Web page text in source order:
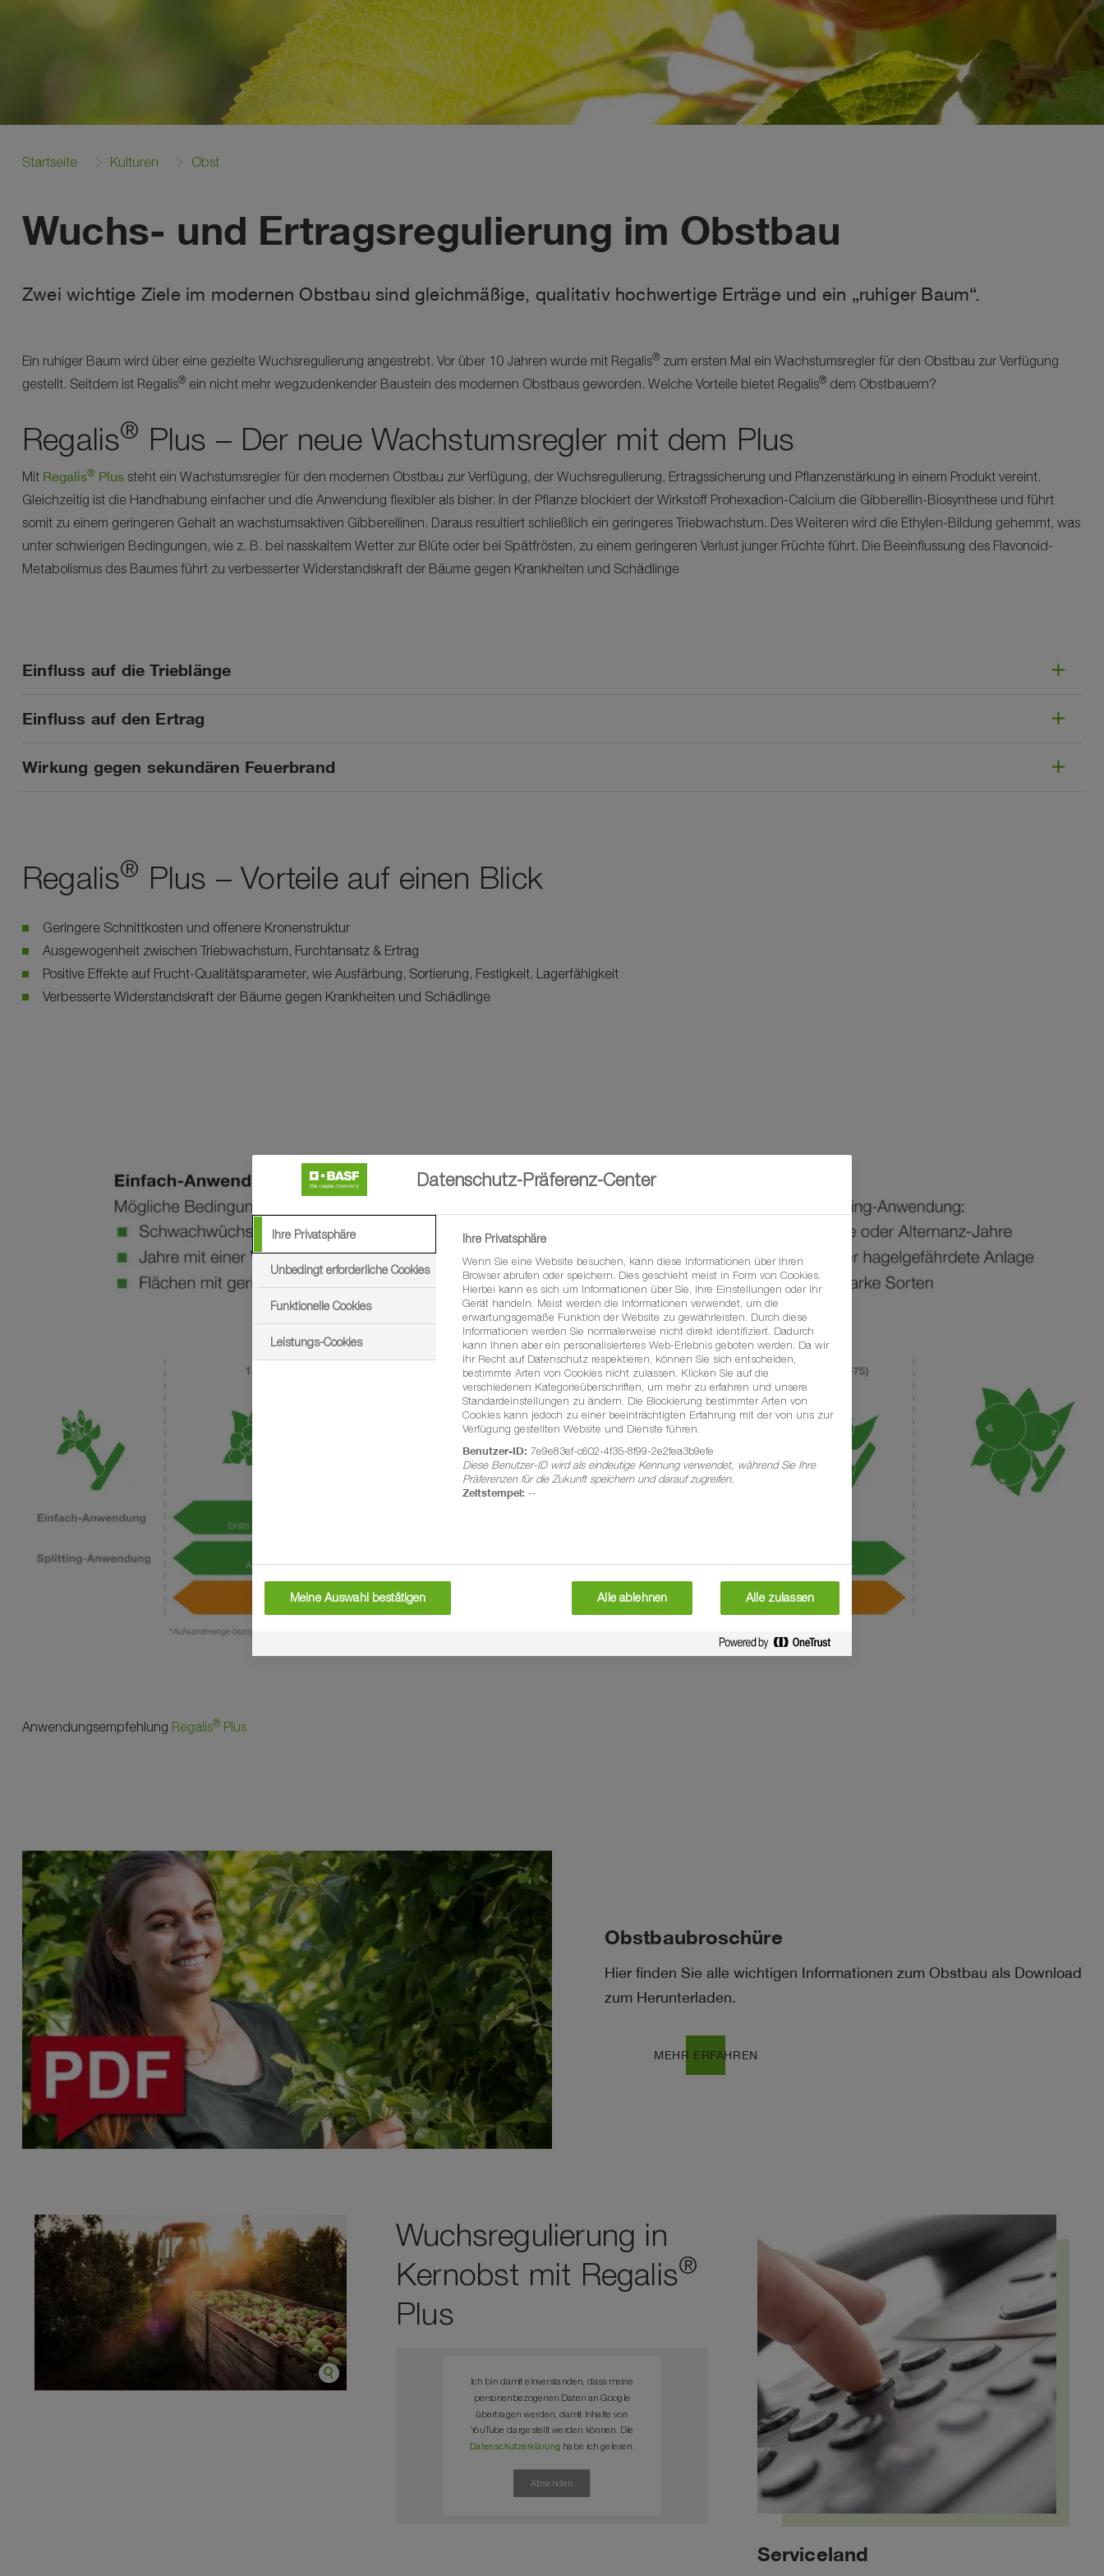
Startseite Kulturen Obst
Wuchs- und Ertragsregulierung im Obstbau
Zwei wichtige Ziele im modernen Obstbau sind gleichmäßige, qualitativ hochwertige Erträge und ein „ruhiger Baum“.
Ein ruhiger Baum wird über eine gezielte Wuchsregulierung angestrebt. Vor über 10 Jahren wurde mit Regalis® zum ersten Mal ein Wachstumsregler für den Obstbau zur Verfügung
gestellt. Seitdem ist Regalis® ein nicht mehr wegzudenkender Baustein des modernen Obstbaus geworden. Welche Vorteile bietet Regalis® dem Obstbauern?
Regalis® Plus – Der neue Wachstumsregler mit dem Plus
Mit Regalis® Plus steht ein Wachstumsregler für den modernen Obstbau zur Verfügung, der Wuchsregulierung, Ertragssicherung und Pflanzenstärkung in einem Produkt vereint.
Gleichzeitig ist die Handhabung einfacher und die Anwendung flexibler als bisher. In der Pflanze blockiert der Wirkstoff Prohexadion-Calcium die Gibberellin-Biosynthese und führt
somit zu einem geringeren Gehalt an wachstumsaktiven Gibberellinen. Daraus resultiert schließlich ein geringeres Triebwachstum. Des Weiteren wird die Ethylen-Bildung gehemmt, was
unter schwierigen Bedingungen, wie z. B. bei nasskaltem Wetter zur Blüte oder bei Spätfrösten, zu einem geringeren Verlust junger Früchte führt. Die Beeinflussung des Flavonoid-
Metabolismus des Baumes führt zu verbesserter Widerstandskraft der Bäume gegen Krankheiten und Schädlinge
Einfluss auf die Trieblänge
Einfluss auf den Ertrag
Wirkung gegen sekundären Feuerbrand
Regalis® Plus – Vorteile auf einen Blick
Geringere Schnittkosten und offenere Kronenstruktur
Ausgewogenheit zwischen Triebwachstum, Furchtansatz & Ertrag
Positive Effekte auf Frucht-Qualitätsparameter, wie Ausfärbung, Sortierung, Festigkeit, Lagerfähigkeit
Verbesserte Widerstandskraft der Bäume gegen Krankheiten und Schädlinge
Anwendungsempfehlung Regalis® Plus
Obstbaubroschüre
Hier finden Sie alle wichtigen Informationen zum Obstbau als Download
zum Herunterladen.
MEHR ERFAHREN
Wuchsregulierung in
Kernobst mit Regalis®
Plus
Ich bin damit einverstanden, dass meine
personenbezogenen Daten an Google
übertragen werden, damit Inhalte von
YouTube dargestellt werden können. Die
Datenschutzerklärung habe ich gelesen.
Absenden
Serviceland
Datenschutz-Präferenz-Center
Ihre Privatsphäre
Unbedingt erforderliche Cookies
Funktionelle Cookies
Leistungs-Cookies
Ihre Privatsphäre
Wenn Sie eine Website besuchen, kann diese Informationen über Ihren
Browser abrufen oder speichern. Dies geschieht meist in Form von Cookies.
Hierbei kann es sich um Informationen über Sie, Ihre Einstellungen oder Ihr
Gerät handeln. Meist werden die Informationen verwendet, um die
erwartungsgemäße Funktion der Website zu gewährleisten. Durch diese
Informationen werden Sie normalerweise nicht direkt identifiziert. Dadurch
kann Ihnen aber ein personalisierteres Web-Erlebnis geboten werden. Da wir
Ihr Recht auf Datenschutz respektieren, können Sie sich entscheiden,
bestimmte Arten von Cookies nicht zulassen. Klicken Sie auf die
verschiedenen Kategorieüberschriften, um mehr zu erfahren und unsere
Standardeinstellungen zu ändern. Die Blockierung bestimmter Arten von
Cookies kann jedoch zu einer beeinträchtigten Erfahrung mit der von uns zur
Verfügung gestellten Website und Dienste führen.
Benutzer-ID: 7e9e83ef-c602-4f35-8f99-2e2fea3b9efe
Diese Benutzer-ID wird als eindeutige Kennung verwendet, während Sie Ihre
Präferenzen für die Zukunft speichern und darauf zugreifen.
Zeitstempel: --
Meine Auswahl bestätigen Alle ablehnen Alle zulassen